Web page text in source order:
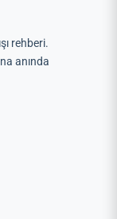
rehberi.
anında